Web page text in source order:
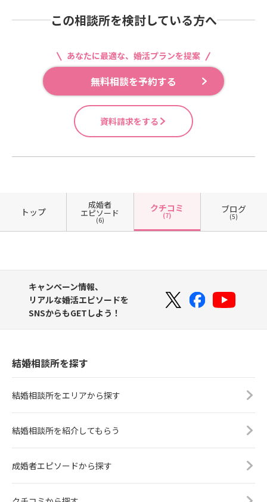
この相談所を検討している方へ
あなたに最適な、婚活プランを提案
無料相談を予約する
資料請求をする
トップ
成婚者
エピソード
(6)
クチコミ
(7)
ブログ
(5)
キャンペーン情報、
リアルな婚活エピソードを
SNSからもGETしよう！
結婚相談所を探す
結婚相談所をエリアから探す
結婚相談所を紹介してもらう
成婚者エピソードから探す